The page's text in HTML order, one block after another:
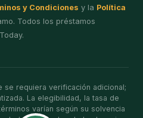
y Condiciones y la Política
Todos los préstamos
se requiera verificación adicional;
La elegibilidad, la tasa de
varían según su solvencia